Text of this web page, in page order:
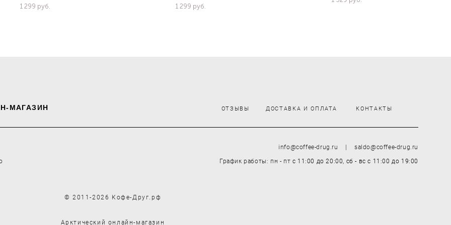
1 299 pуб. 1 299 pуб.
МАГАЗИН ОТЗЫВЫ ДОСТАВКА И ОПЛАТА КОНТАКТЫ
info@coffee-drug.ru | saldo@coffee-drug.ru
График работы: пн - пт с 11:00 до 20:00, сб - всс 11:00 до 19:00
© 2011-2026 Кофе-Друг.рф
Арктический онлайн-магазин